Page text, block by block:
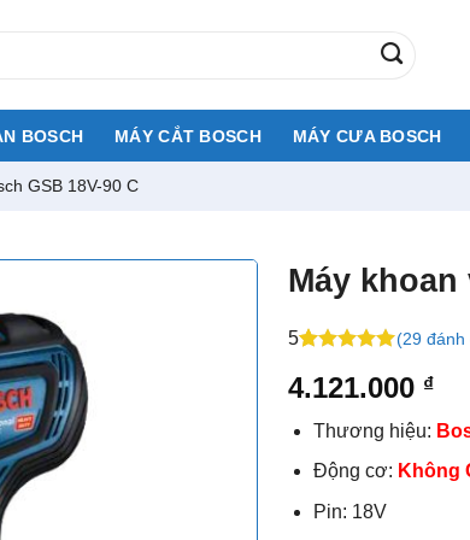
BOSCH MÁY CẮT BOSCH MÁY CƯA BOSCH
GSB 18V-90 C
Máy khoan
5
dựa trên
đánh giá
(29 đánh
4.121.000 ₫
Thương hiệu:
Động cơ: Không
Pin: 18V